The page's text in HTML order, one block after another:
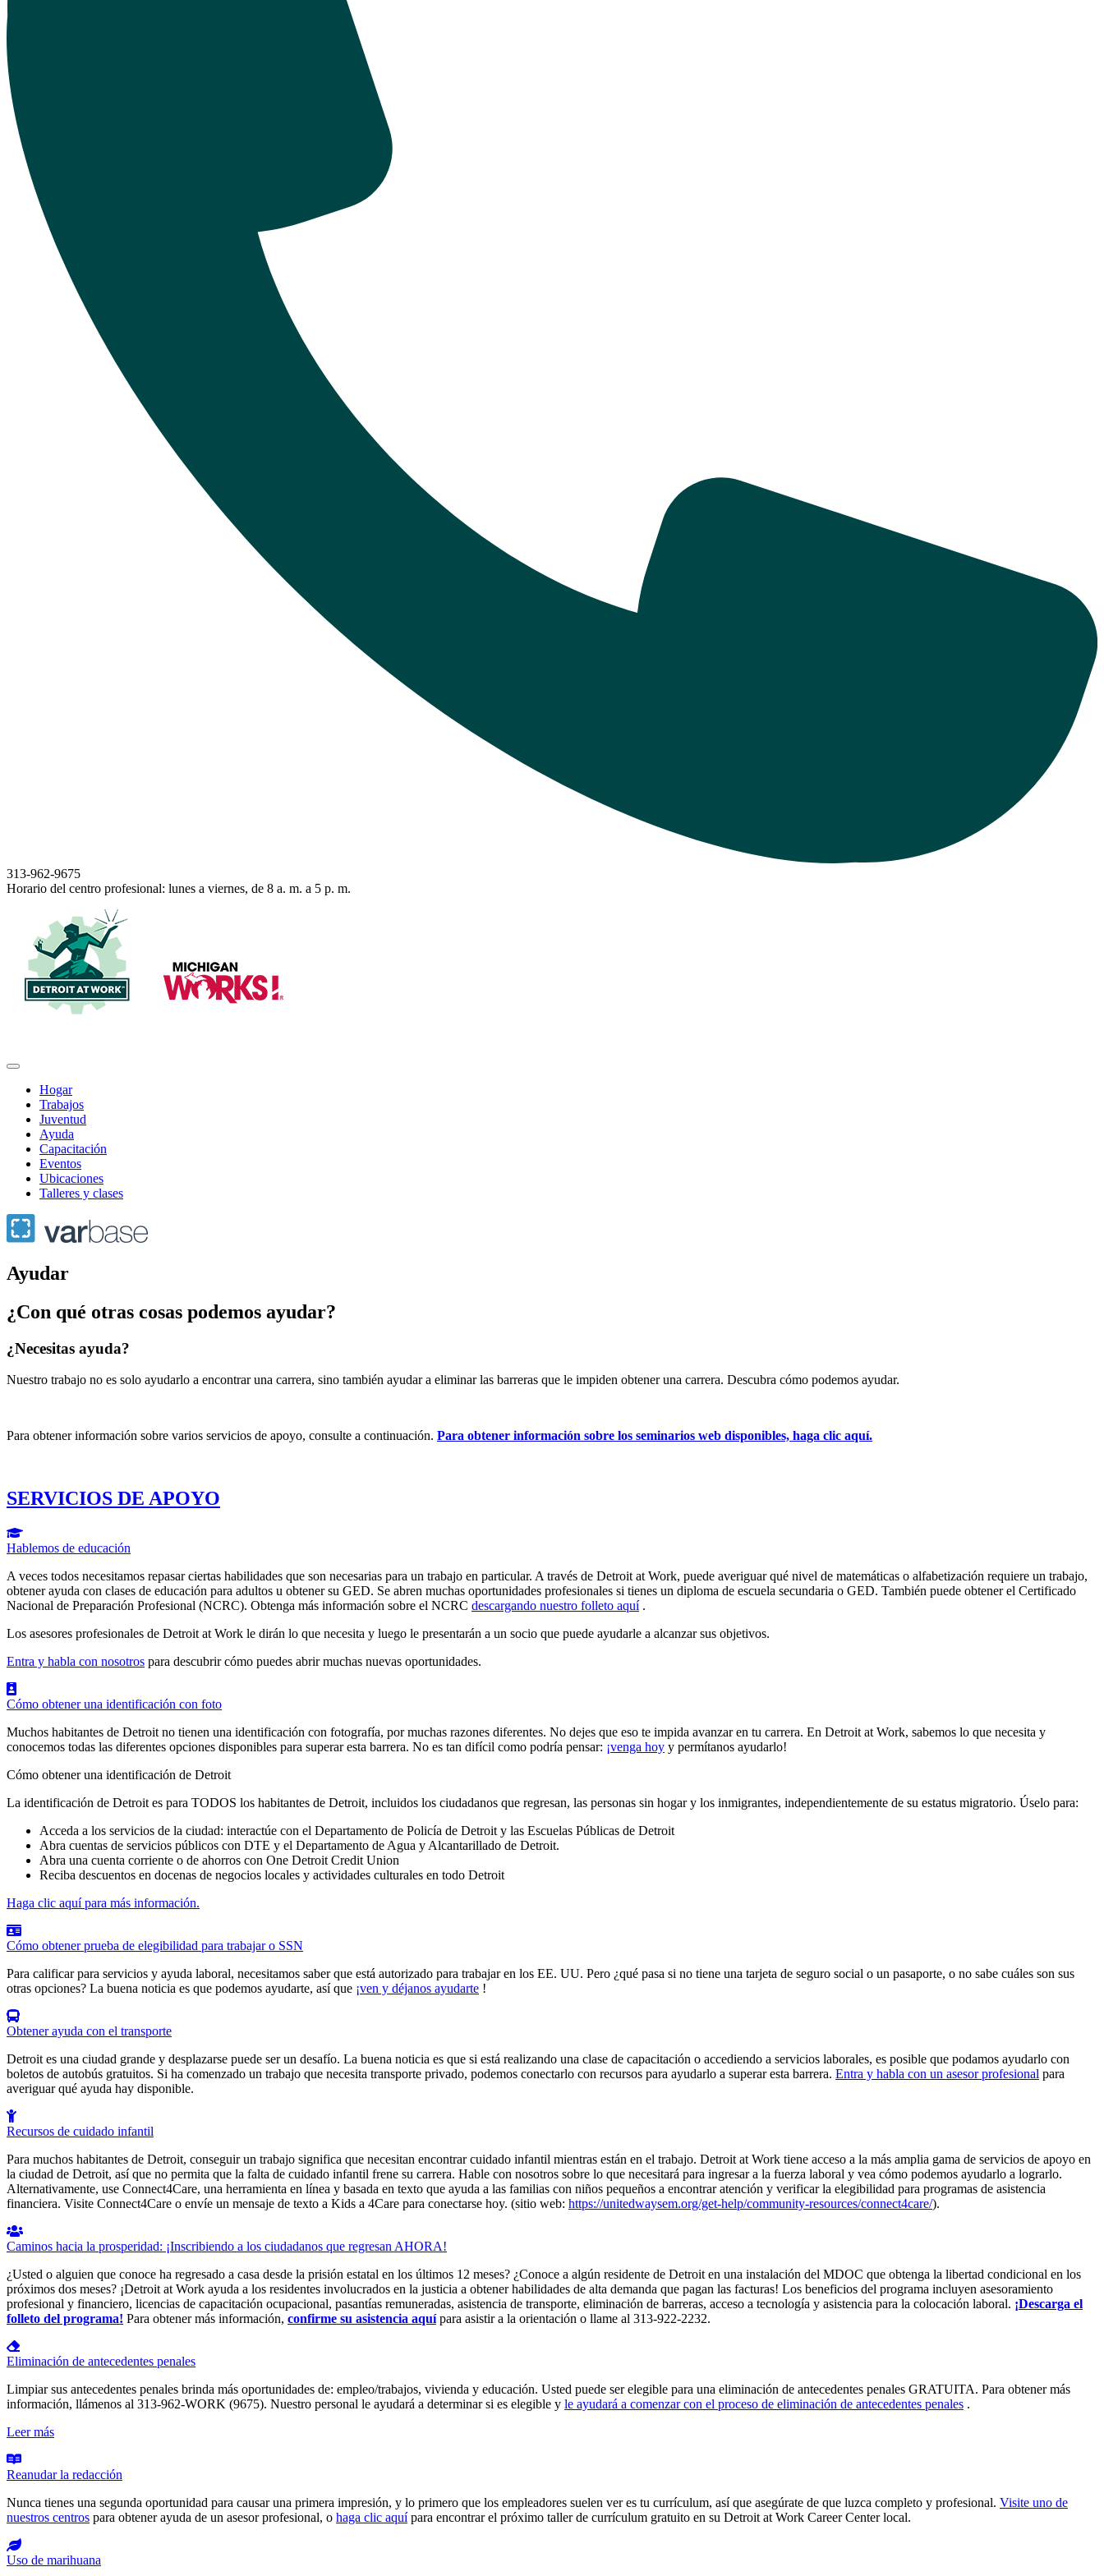
313-962-9675
Horario del centro profesional: lunes a viernes, de 8 a. m. a 5 p. m.
Navegación
principal
Hogar
Trabajos
Juventud
Ayuda
Capacitación
Eventos
Ubicaciones
Talleres y clases
Ayudar
¿Con qué otras cosas podemos ayudar?
¿Necesitas ayuda?
Nuestro trabajo no es solo ayudarlo a encontrar una carrera, sino también ayudar a eliminar las barreras que le impiden obtener una carrera. Descubra cómo podemos ayudar.
Para obtener información sobre varios servicios de apoyo, consulte a continuación. Para obtener información sobre los seminarios web disponibles, haga clic aquí.
SERVICIOS DE APOYO
Hablemos de educación
A veces todos necesitamos repasar ciertas habilidades que son necesarias para un trabajo en particular. A través de Detroit at Work, puede averiguar qué nivel de matemáticas o alfabetización requiere un trabajo,
obtener ayuda con clases de educación para adultos u obtener su GED. Se abren muchas oportunidades profesionales si tienes un diploma de escuela secundaria o GED. También puede obtener el Certificado
Nacional de Preparación Profesional (NCRC). Obtenga más información sobre el NCRC descargando nuestro folleto aquí.
Los asesores profesionales de Detroit at Work le dirán lo que necesita y luego le presentarán a un socio que puede ayudarle a alcanzar sus objetivos.
Entra y habla con nosotros para descubrir cómo puedes abrir muchas nuevas oportunidades.
Cómo obtener una identificación con foto
Muchos habitantes de Detroit no tienen una identificación con fotografía, por muchas razones diferentes. No dejes que eso te impida avanzar en tu carrera. En Detroit at Work, sabemos lo que necesita y
conocemos todas las diferentes opciones disponibles para superar esta barrera. No es tan difícil como podría pensar: ¡venga hoy y permítanos ayudarlo!
Cómo obtener una identificación de Detroit
La identificación de Detroit es para TODOS los habitantes de Detroit, incluidos los ciudadanos que regresan, las personas sin hogar y los inmigrantes, independientemente de su estatus migratorio. Úselo para:
Acceda a los servicios de la ciudad: interactúe con el Departamento de Policía de Detroit y las Escuelas Públicas de Detroit
Abra cuentas de servicios públicos con DTE y el Departamento de Agua y Alcantarillado de Detroit.
Abra una cuenta corriente o de ahorros con One Detroit Credit Union
Reciba descuentos en docenas de negocios locales y actividades culturales en todo Detroit
Haga clic aquí para más información.
Cómo obtener prueba de elegibilidad para trabajar o SSN
Para calificar para servicios y ayuda laboral, necesitamos saber que está autorizado para trabajar en los EE. UU. Pero ¿qué pasa si no tiene una tarjeta de seguro social o un pasaporte, o no sabe cuáles son sus
otras opciones? La buena noticia es que podemos ayudarte, así que ¡ven y déjanos ayudarte !
Obtener ayuda con el transporte
Detroit es una ciudad grande y desplazarse puede ser un desafío. La buena noticia es que si está realizando una clase de capacitación o accediendo a servicios laborales, es posible que podamos ayudarlo con
boletos de autobús gratuitos. Si ha comenzado un trabajo que necesita transporte privado, podemos conectarlo con recursos para ayudarlo a superar esta barrera. Entra y habla con un asesor profesional para
averiguar qué ayuda hay disponible.
Recursos de cuidado infantil
Para muchos habitantes de Detroit, conseguir un trabajo significa que necesitan encontrar cuidado infantil mientras están en el trabajo. Detroit at Work tiene acceso a la más amplia gama de servicios de apoyo en
la ciudad de Detroit, así que no permita que la falta de cuidado infantil frene su carrera. Hable con nosotros sobre lo que necesitará para ingresar a la fuerza laboral y vea cómo podemos ayudarlo a lograrlo.
Alternativamente, use Connect4Care, una herramienta en línea y basada en texto que ayuda a las familias con niños pequeños a encontrar atención y verificar la elegibilidad para programas de asistencia
financiera. Visite Connect4Care o envíe un mensaje de texto a Kids a 4Care para conectarse hoy. (sitio web: https://unitedwaysem.org/get-help/community-resources/connect4care/).
Caminos hacia la prosperidad: ¡Inscribiendo a los ciudadanos que regresan AHORA!
¿Usted o alguien que conoce ha regresado a casa desde la prisión estatal en los últimos 12 meses? ¿Conoce a algún residente de Detroit en una instalación del MDOC que obtenga la libertad condicional en los
próximos dos meses? ¡Detroit at Work ayuda a los residentes involucrados en la justicia a obtener habilidades de alta demanda que pagan las facturas! Los beneficios del programa incluyen asesoramiento
profesional y financiero, licencias de capacitación ocupacional, pasantías remuneradas, asistencia de transporte, eliminación de barreras, acceso a tecnología y asistencia para la colocación laboral. ¡Descarga el
folleto del programa! Para obtener más información, confirme su asistencia aquípara asistir a la orientación o llame al 313-922-2232.
Eliminación de antecedentes penales
Limpiar sus antecedentes penales brinda más oportunidades de: empleo/trabajos, vivienda y educación. Usted puede ser elegible para una eliminación de antecedentes penales GRATUITA. Para obtener más
información, llámenos al 313-962-WORK (9675). Nuestro personal le ayudará a determinar si es elegible y le ayudará a comenzar con el proceso de eliminación de antecedentes penales .
Leer más
Reanudar la redacción
Nunca tienes una segunda oportunidad para causar una primera impresión, y lo primero que los empleadores suelen ver es tu currículum, así que asegúrate de que luzca completo y profesional. Visite uno de
nuestros centros para obtener ayuda de un asesor profesional, o haga clic aquípara encontrar el próximo taller de currículum gratuito en su Detroit at Work Career Center local.
Uso de marihuana